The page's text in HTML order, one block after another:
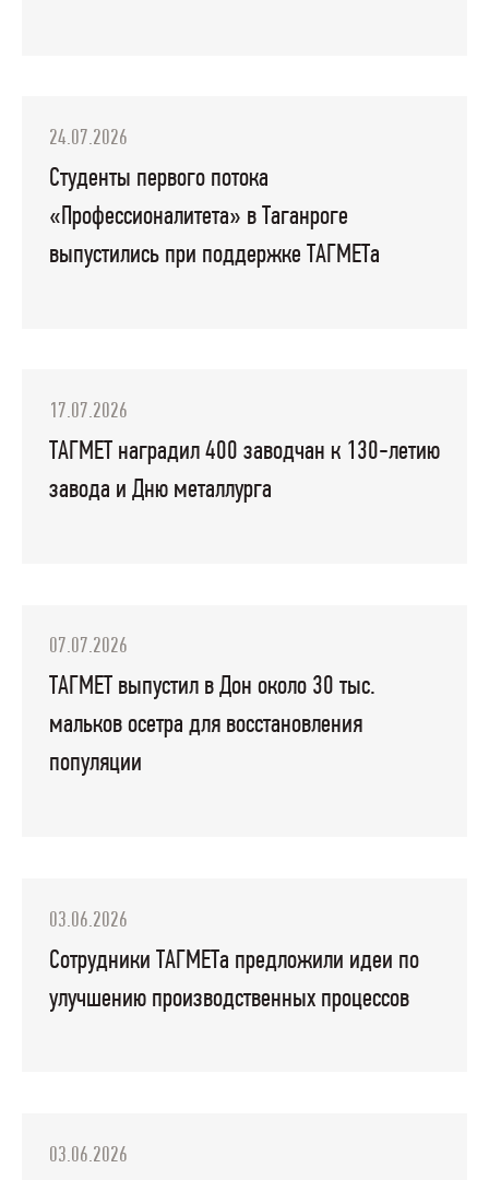
24.07.2026
Студенты первого потока
«Профессионалитета» в Таганроге
выпустились при поддержке ТАГМЕТа
17.07.2026
ТАГМЕТ наградил 400 заводчан к 130-летию
завода и Дню металлурга
07.07.2026
ТАГМЕТ выпустил в Дон около 30 тыс.
мальков осетра для восстановления
популяции
03.06.2026
Сотрудники ТАГМЕТа предложили идеи по
улучшению производственных процессов
03.06.2026